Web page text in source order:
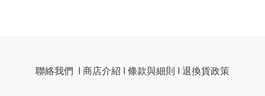
聯絡我們 I 商店介紹 I 條款與細則 I 退換貨政策